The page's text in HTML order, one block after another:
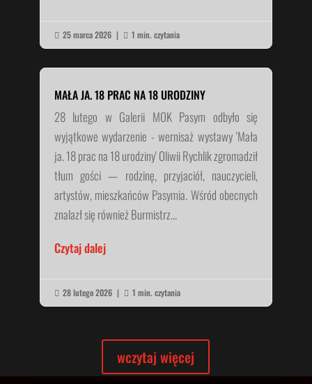
 25 marca 2026 |  1 min. czytania
MAŁA JA. 18 PRAC NA 18 URODZINY
28 lutego w Galerii MOK Pasym odbyło się
wyjątkowe wydarzenie - wernisaż wystawy 'Mała
ja. 18 prac na 18 urodziny' Oliwii Rychlik zgromadził
tłum gości — rodzinę, przyjaciół, nauczycieli,
artystów, mieszkańców Pasymia. Wśród obecnych
znalazł się również Burmistrz...
Czytaj dalej
 28 lutego 2026 |  1 min. czytania
wczytaj więcej